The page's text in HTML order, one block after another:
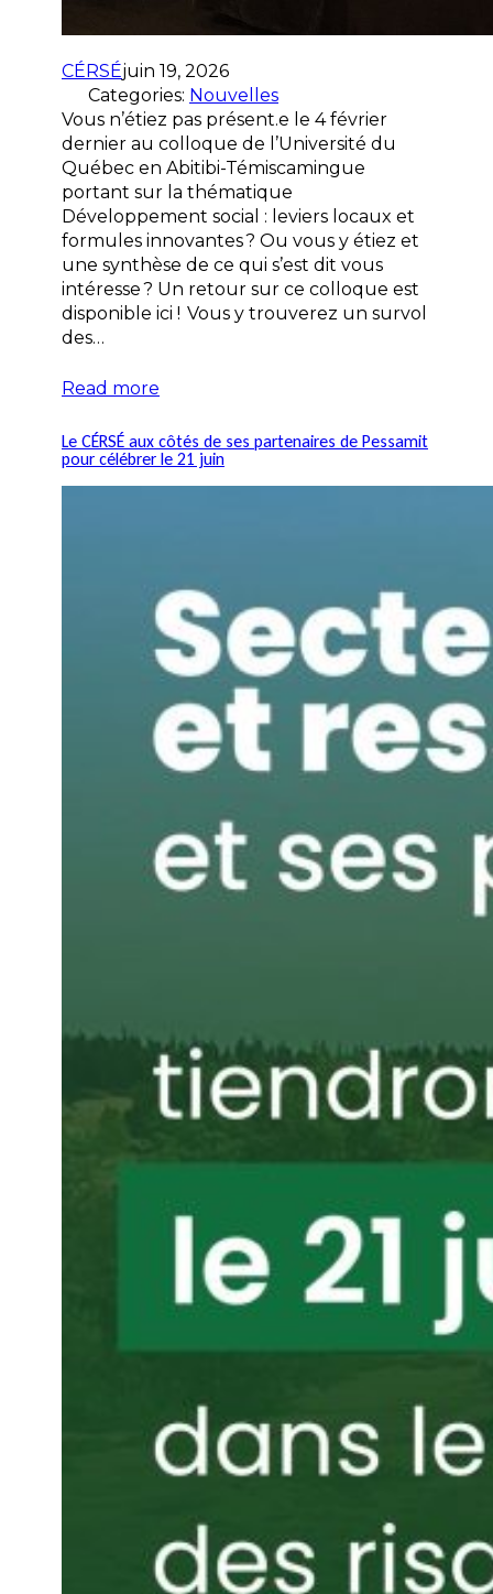
CÉRSÉjuin 19, 2026
Categories: Nouvelles
Vous n’étiez pas présent.e le 4 février
dernier au colloque de l’Université du
Québec en Abitibi-Témiscamingue
portant sur la thématique
Développement social : leviers locaux et
formules innovantes ? Ou vous y étiez et
une synthèse de ce qui s’est dit vous
intéresse ? Un retour sur ce colloque est
disponible ici ! Vous y trouverez un survol
des…
Read more
Le CÉRSÉ aux côtés de ses partenaires de Pessamit
pour célébrer le 21 juin